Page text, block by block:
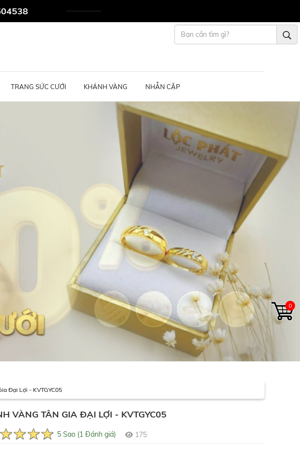
TRANG SỨC CƯỚI KHÁNH VÀNG NHẪN CẶP
Đại Lợi - KVTGYC05
VÀNG TÂN GIA ĐẠI LỢI - KVTGYC05
5 Sao (1 Đánh giá) 175
0